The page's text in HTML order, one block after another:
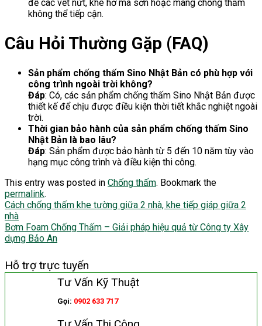
để các vết nứt, khe hở mà sơn hoặc màng chống thấm
không thể tiếp cận.
Câu Hỏi Thường Gặp (FAQ)
Sản phẩm chống thấm Sino Nhật Bản có phù hợp với
công trình ngoài trời không?
Đáp: Có, các sản phẩm chống thấm Sino Nhật Bản được
thiết kế để chịu được điều kiện thời tiết khắc nghiệt ngoài
trời.
Thời gian bảo hành của sản phẩm chống thấm Sino
Nhật Bản là bao lâu?
Đáp: Sản phẩm được bảo hành từ 5 đến 10 năm tùy vào
hạng mục công trình và điều kiện thi công.
This entry was posted in Chống thấm. Bookmark the
permalink.
Cách chống thấm khe tường giữa 2 nhà, khe tiếp giáp giữa 2
nhà
Bơm Foam Chống Thấm – Giải pháp hiệu quả từ Công ty Xây
dựng Bảo An
Hỗ trợ trực tuyến
Tư Vấn Kỹ Thuật
Gọi: 0902 633 717